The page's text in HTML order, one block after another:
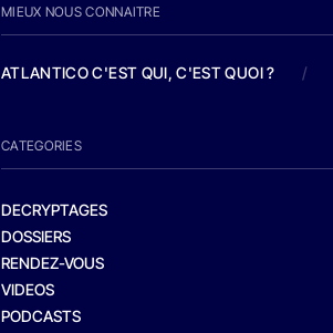
MIEUX NOUS CONNAITRE
ATLANTICO C'EST QUI, C'EST QUOI ? /
CATEGORIES
DECRYPTAGES
DOSSIERS
RENDEZ-VOUS
VIDEOS
PODCASTS